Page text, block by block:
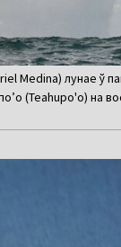
Medina) лунае ў
(Teahupo'o) на